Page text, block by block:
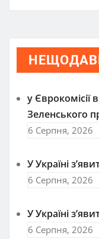
у Єврокомісії
Зеленського
6 Серпня, 2026
У Україні
6 Серпня, 2026
У Україні
6 Серпня, 2026